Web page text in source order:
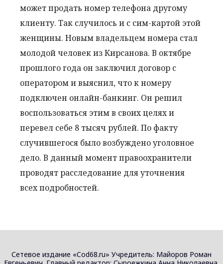
может продать номер телефона другому
клиенту. Так случилось и с сим-картой этой
женщины. Новым владельцем номера стал
молодой человек из Кирсанова. В октябре
прошлого года он заключил договор с
оператором и выяснил, что к номеру
подключен онлайн-банкинг. Он решил
воспользоваться этим в своих целях и
перевел себе 8 тысяч рублей. По факту
случившегося было возбуждено уголовное
дело. В данный момент правоохранители
проводят расследование для уточнения
всех подробностей.
Сетевое издание «Cod68.ru» Учредитель: Майоров Роман